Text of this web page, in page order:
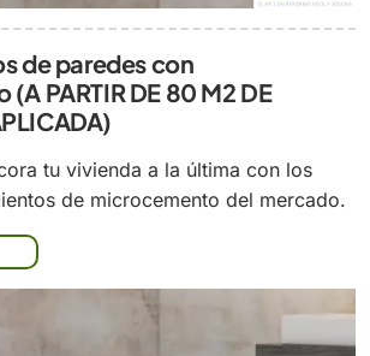
de paredes con
PARTIR DE 80 M2 DE
tu vivienda a la última con los
de microcemento del mercado.